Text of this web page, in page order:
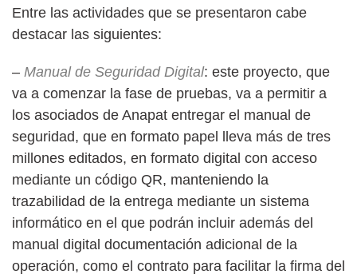
Entre las actividades que se presentaron cabe
destacar las siguientes:
– Manual de Seguridad Digital: este proyecto, que
va a comenzar la fase de pruebas, va a permitir a
los asociados de Anapat entregar el manual de
seguridad, que en formato papel lleva más de tres
millones editados, en formato digital con acceso
mediante un código QR, manteniendo la
trazabilidad de la entrega mediante un sistema
informático en el que podrán incluir además del
manual digital documentación adicional de la
operación, como el contrato para facilitar la firma del